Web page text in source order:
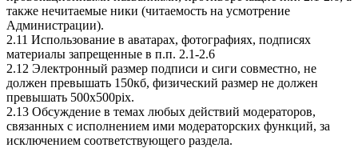
также нечитаемые ники (читаемость на усмотрение
Администрации).
2.11 Использование в аватарах, фотографиях, подписях
материалы запрещенные в п.п. 2.1-2.6
2.12 Электронный размер подписи и сиги совместно, не
должен превышать 150кб, физический размер не должен
превышать 500х500pix.
2.13 Обсуждение в темах любых действий модераторов,
связанных с исполнением ими модераторских функций, за
исключением соответствующего раздела.